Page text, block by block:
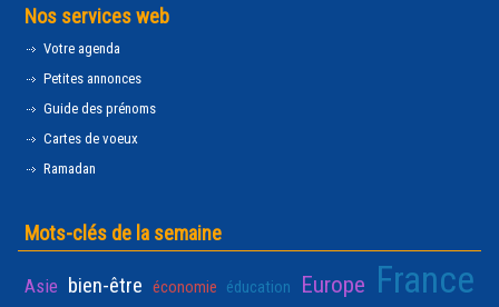
Nos services web
Votre agenda
Petites annonces
Guide des prénoms
Cartes de voeux
Ramadan
Mots-clés de la semaine
Asie bien-être économie éducation Europe France